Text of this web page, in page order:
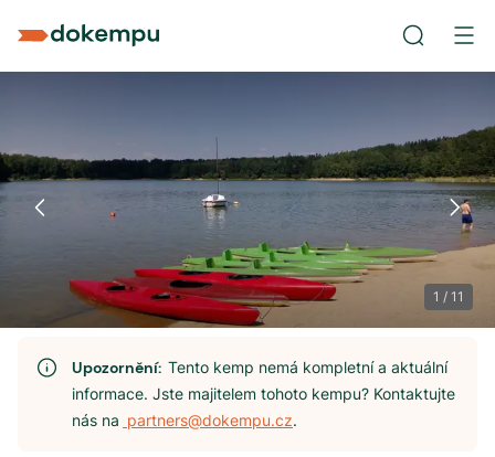
1 / 11
Upozornění:Tento kemp nemá kompletní a aktuální
informace. Jste majitelem tohoto kempu? Kontaktujte
nás na partners@dokempu.cz.